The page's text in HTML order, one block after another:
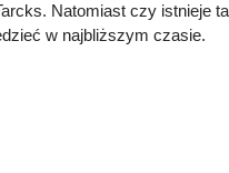
Natomiast czy istnieje
w najbliższym czasie.